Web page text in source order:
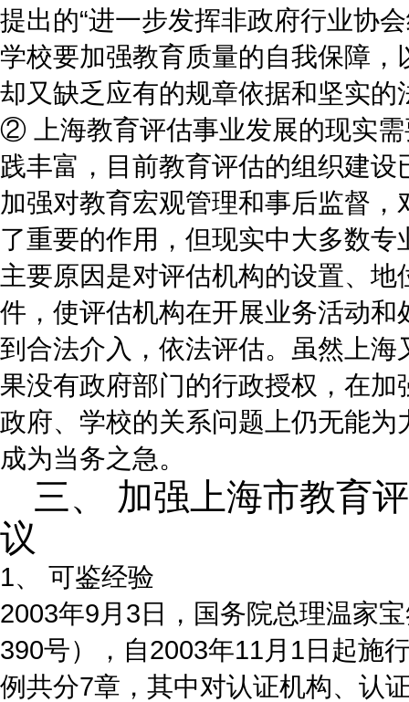
提出的“进一步发挥非政府行业协
学校要加强教育质量的自我保障
却又缺乏应有的规章依据和坚实的
② 上海教育评估事业发展的现实
践丰富，目前教育评估的组织建
加强对教育宏观管理和事后监督
了重要的作用，但现实中大多数
主要原因是对评估机构的设置、
件，使评估机构在开展业务活动
到合法介入，依法评估。虽然上
果没有政府部门的行政授权，在
政府、学校的关系问题上仍无能
成为当务之急。
三、 加强上海市教育
议
1、 可鉴经验
2003年9月3日，国务院总理温家
390号），自2003年11月1日起施
例共分7章，其中对认证机构、认